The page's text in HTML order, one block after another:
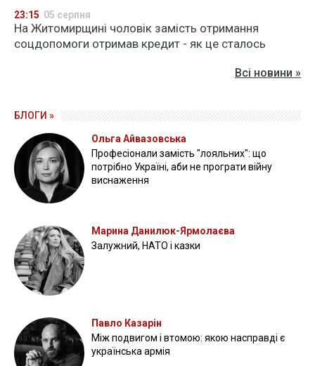
23:15 05 серпня
На Житомирщині чоловік замість отримання
соцдопомоги отримав кредит - як це сталось
Всі новини »
БЛОГИ »
Ольга Айвазовська
Професіонали замість "лояльних": що
потрібно Україні, аби не програти війну
виснаження
Марина Данилюк-Ярмолаєва
Залужний, НАТО і казки
Павло Казарін
Між подвигом і втомою: якою насправді є
українська армія